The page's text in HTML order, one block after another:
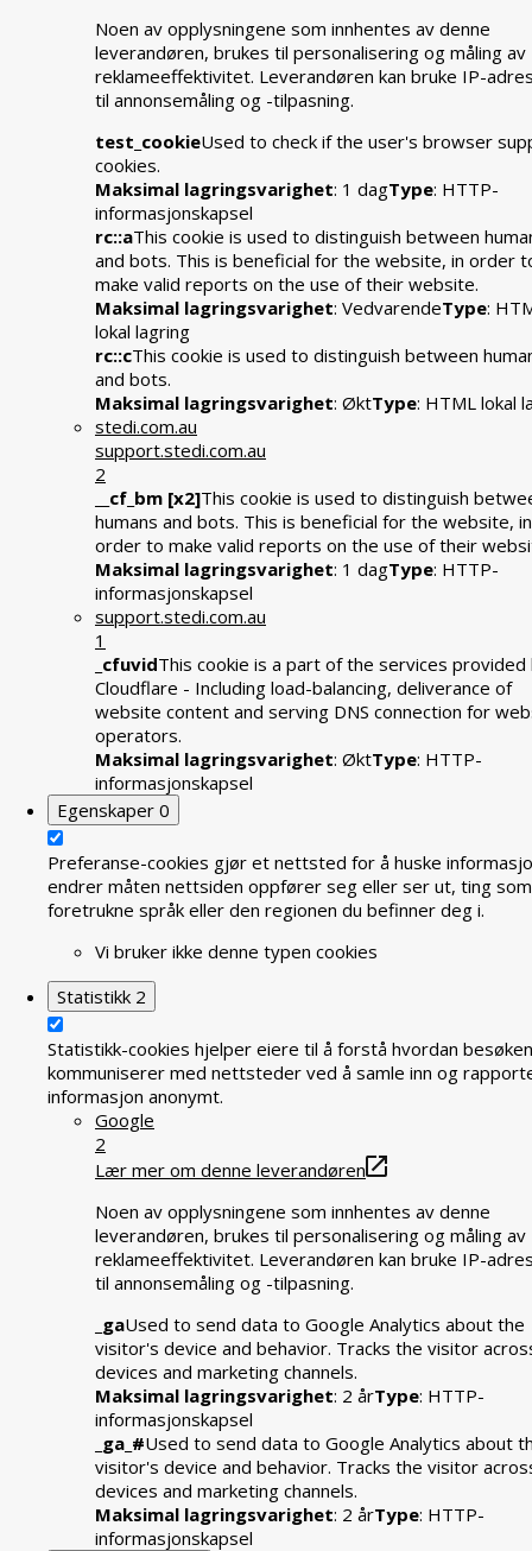
Noen av opplysningene som innhentes av denne
leverandøren, brukes til personalisering og måling av
reklameeffektivitet. Leverandøren kan bruke IP-
til annonsemåling og -tilpasning.
test_cookieUsed to check if the user's browser
cookies.
Maksimal lagringsvarighet: 1 dagType: HTTP-
informasjonskapsel
rc::aThis cookie is used to distinguish between
and bots. This is beneficial for the website, in order
make valid reports on the use of their website.
Maksimal lagringsvarighet: VedvarendeType:
lokal lagring
rc::cThis cookie is used to distinguish between
and bots.
Maksimal lagringsvarighet: ØktType: HTML lokal
stedi.com.au
support.stedi.com.au
2
__cf_bm [x2]This cookie is used to distinguish
humans and bots. This is beneficial for the website, in
order to make valid reports on the use of their
Maksimal lagringsvarighet: 1 dagType: HTTP-
informasjonskapsel
support.stedi.com.au
1
_cfuvidThis cookie is a part of the services provided
Cloudflare - Including load-balancing, deliverance of
website content and serving DNS connection for
operators.
Maksimal lagringsvarighet: ØktType: HTTP-
informasjonskapsel
Egenskaper 0
Preferanse-cookies gjør et nettsted for å huske
endrer måten nettsiden oppfører seg eller ser ut, ting
foretrukne språk eller den regionen du befinner deg i.
Vi bruker ikke denne typen cookies
Statistikk 2
Statistikk-cookies hjelper eiere til å forstå hvordan
kommuniserer med nettsteder ved å samle inn og
informasjon anonymt.
Google
2
Lær mer om denne leverandøren
Noen av opplysningene som innhentes av denne
leverandøren, brukes til personalisering og måling av
reklameeffektivitet. Leverandøren kan bruke IP-
til annonsemåling og -tilpasning.
_gaUsed to send data to Google Analytics about the
visitor's device and behavior. Tracks the visitor
devices and marketing channels.
Maksimal lagringsvarighet: 2 årType: HTTP-
informasjonskapsel
_ga_#Used to send data to Google Analytics about
visitor's device and behavior. Tracks the visitor
devices and marketing channels.
Maksimal lagringsvarighet: 2 årType: HTTP-
informasjonskapsel